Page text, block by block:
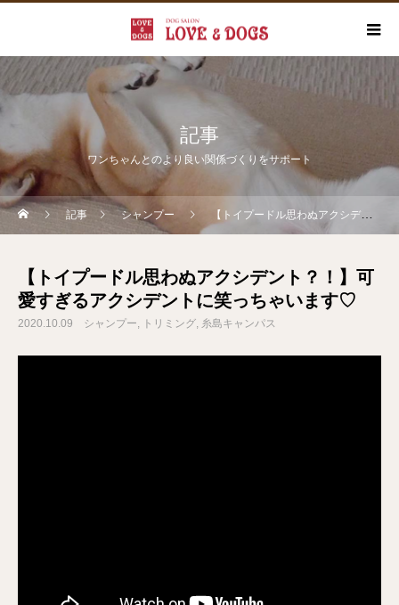
記事
ワンちゃんとのより良い関係づくりをサポート
記事 シャンプー 【トイプードル思わぬアクシデント？！】可愛すぎるアクシデントに笑っちゃいます♡
【トイプードル思わぬアクシデント？！】可
愛すぎるアクシデントに笑っちゃいます♡
2020.10.09 シャンプー トリミング 糸島キャンパス